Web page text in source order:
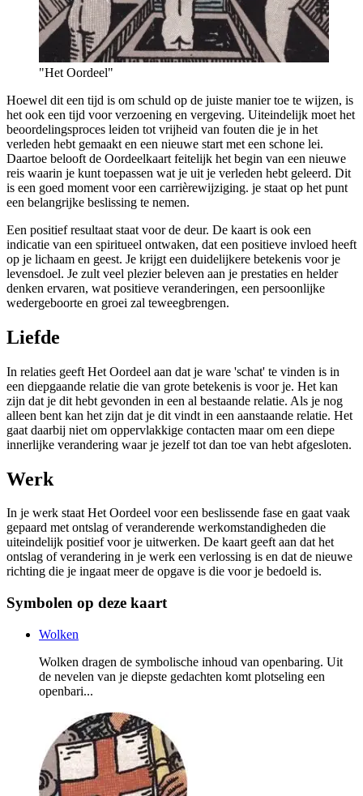
"Het Oordeel"
Hoewel dit een tijd is om schuld op de juiste manier toe te wijzen, is
het ook een tijd voor verzoening en vergeving. Uiteindelijk moet het
beoordelingsproces leiden tot vrijheid van fouten die je in het
verleden hebt gemaakt en een nieuwe start met een schone lei.
Daartoe belooft de Oordeelkaart feitelijk het begin van een nieuwe
reis waarin je kunt toepassen wat je uit je verleden hebt geleerd. Dit
is een goed moment voor een carrièrewijziging. je staat op het punt
een belangrijke beslissing te nemen.
Een positief resultaat staat voor de deur. De kaart is ook een
indicatie van een spiritueel ontwaken, dat een positieve invloed heeft
op je lichaam en geest. Je krijgt een duidelijkere betekenis voor je
levensdoel. Je zult veel plezier beleven aan je prestaties en helder
denken ervaren, wat positieve veranderingen, een persoonlijke
wedergeboorte en groei zal teweegbrengen.
Liefde
In relaties geeft Het Oordeel aan dat je ware 'schat' te vinden is in
een diepgaande relatie die van grote betekenis is voor je. Het kan
zijn dat je dit hebt gevonden in een al bestaande relatie. Als je nog
alleen bent kan het zijn dat je dit vindt in een aanstaande relatie. Het
gaat daarbij niet om oppervlakkige contacten maar om een diepe
innerlijke verandering waar je jezelf tot dan toe van hebt afgesloten.
Werk
In je werk staat Het Oordeel voor een beslissende fase en gaat vaak
gepaard met ontslag of veranderende werkomstandigheden die
uiteindelijk positief voor je uitwerken. De kaart geeft aan dat het
ontslag of verandering in je werk een verlossing is en dat de nieuwe
richting die je ingaat meer de opgave is die voor je bedoeld is.
Symbolen op deze kaart
Wolken
Wolken dragen de symbolische inhoud van openbaring. Uit
de nevelen van je diepste gedachten komt plotseling een
openbari...